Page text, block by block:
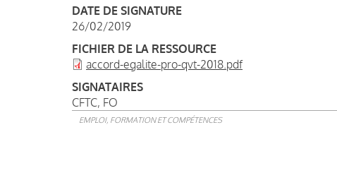
DATE DE SIGNATURE
26/02/2019
FICHIER DE LA RESSOURCE
accord-egalite-pro-qvt-2018.pdf
SIGNATAIRES
CFTC FO
EMPLOI, FORMATION ET COMPÉTENCES